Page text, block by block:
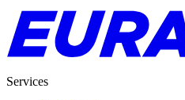
Services